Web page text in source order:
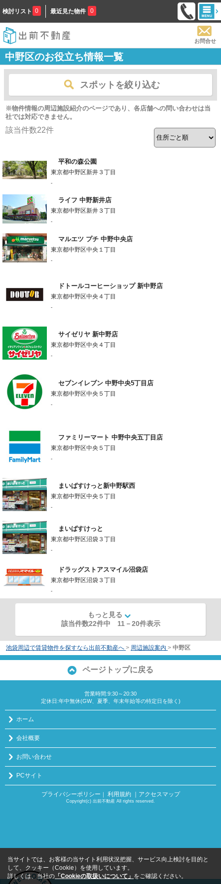
検討リスト 0 最近見た物件 0
お問合せ
中野区のお役立ち情報一覧
スポットを絞り込む
※物件情報の周辺施設紹介のページであり、各店舗への問い合わせは当
社では対応できません。
該当件数22件
平和の森公園
東京都中野区新井３丁目
-
ライフ 中野新井店
東京都中野区新井３丁目
-
マルエツ プチ 中野中央店
東京都中野区中央１丁目
-
ドトールコーヒーショップ 新中野店
東京都中野区中央４丁目
-
サイゼリヤ 新中野店
東京都中野区中央４丁目
-
セブンイレブン 中野中央5丁目店
東京都中野区中央５丁目
-
ファミリーマート 中野中央五丁目店
東京都中野区中央５丁目
-
まいばすけっと新中野駅西
東京都中野区中央５丁目
-
まいばすけっと
東京都中野区沼袋３丁目
-
ドラッグストアスマイル沼袋店
東京都中野区沼袋３丁目
-
もっと見る
該当件数22件中 11 －20件表示
池袋周辺で賃貸物件を探すなら出前不動産へ > 周辺施設案内 > 中野区
ページトップに戻る
営業時間:9:30～20:30
定休日:年中無休(GW、夏季、年末年始等の特定日を除く)
ホーム
会社概要
お問い合わせ
PCサイト
プライバシーポリシー ｜ 利用規約 ｜アクセスマップ
Copyright(c) 出前不動産 All rights reserved.
当サイトでは、お客様の当サイト利用状況把握、サービス向上検討を目的と
して、クッキー（Cookie）を使用しています。
詳しくは、当社の 「Cookieの取扱いについて」 をご確認ください。